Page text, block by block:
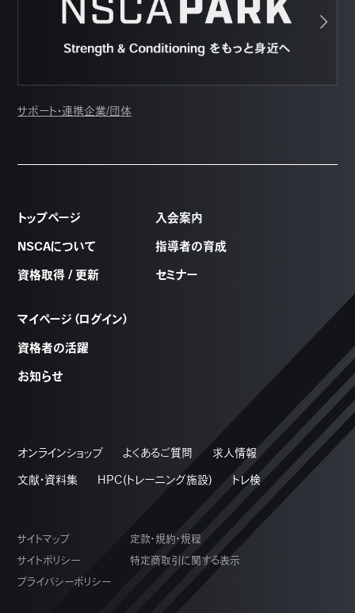
サポート・連携企業/団体
トップページ
NSCAについて
資格取得 / 更新
マイページ（ログイン）
資格者の活躍
お知らせ
入会案内
指導者の育成
セミナー
オンラインショップ よくあるご質問 求人情報
文献・資料集 HPC(トレーニング施設) トレ検
サイトマップ
サイトポリシー
プライバシーポリシー
定款・規約・規程
特定商取引に関する表示